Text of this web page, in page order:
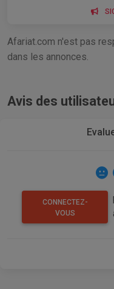
Afariat.com n'est pas
dans les annonces.
Avis des
CONNECTEZ-
VOUS